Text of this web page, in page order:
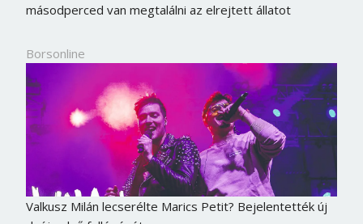
másodperced van megtalálni az elrejtett állatot
Borsonline
Valkusz Milán lecserélte Marics Petit? Bejelentették új
Borsonline bejelentkezés
E-mail cím vagy felhasználónév